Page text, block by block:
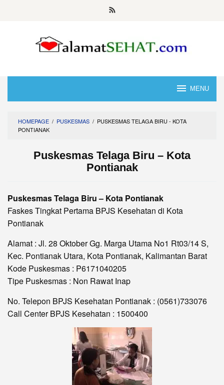
MENU
HOMEPAGE / PUSKESMAS / PUSKESMAS TELAGA BIRU - KOTA
PONTIANAK
Puskesmas Telaga Biru – Kota
Pontianak
Puskesmas Telaga Biru – Kota Pontianak
Faskes Tingkat Pertama BPJS Kesehatan di Kota
Pontianak
Alamat : Jl. 28 Oktober Gg. Marga Utama No1 Rt03/14 S,
Kec. Pontianak Utara, Kota Pontianak, Kalimantan Barat
Kode Puskesmas : P6171040205
Tipe Puskesmas : Non Rawat Inap
No. Telepon BPJS Kesehatan Pontianak : (0561)733076
Call Center BPJS Kesehatan : 1500400